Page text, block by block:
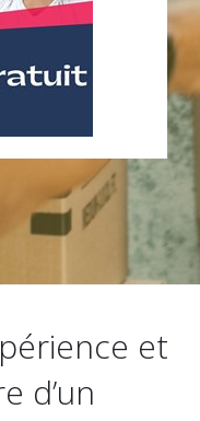
et
d’un